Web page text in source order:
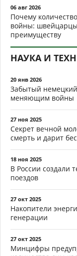
06 авг 2026
Почему
войны:
преимуществу
НАУКА И
20 янв 2026
Забытый
меняющим войны
27 ноя 2025
Секрет вечной
смерть и дарит
18 ноя 2025
В России создали
поездов
27 окт 2025
Накопители
генерации
27 окт 2025
Минцифры